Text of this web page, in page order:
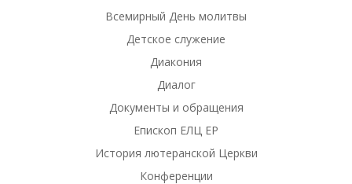
Всемирный День молитвы
Детское служение
Диакония
Диалог
Документы и обращения
Епископ ЕЛЦ ЕР
История лютеранской Церкви
Конференции